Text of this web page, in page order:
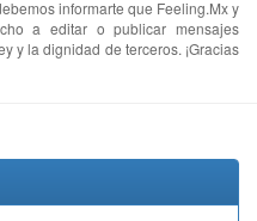
informarte que Feeling.Mx y
a editar o publicar mensajes
y la dignidad de terceros. ¡Gracias